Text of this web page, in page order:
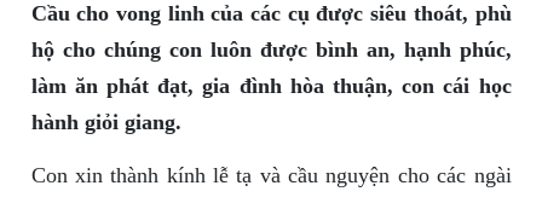
Cầu cho vong linh của các cụ được siêu thoát, phù
hộ cho chúng con luôn được bình an, hạnh phúc,
làm ăn phát đạt, gia đình hòa thuận, con cái học
hành giỏi giang.
Con xin thành kính lễ tạ và cầu nguyện cho các ngài